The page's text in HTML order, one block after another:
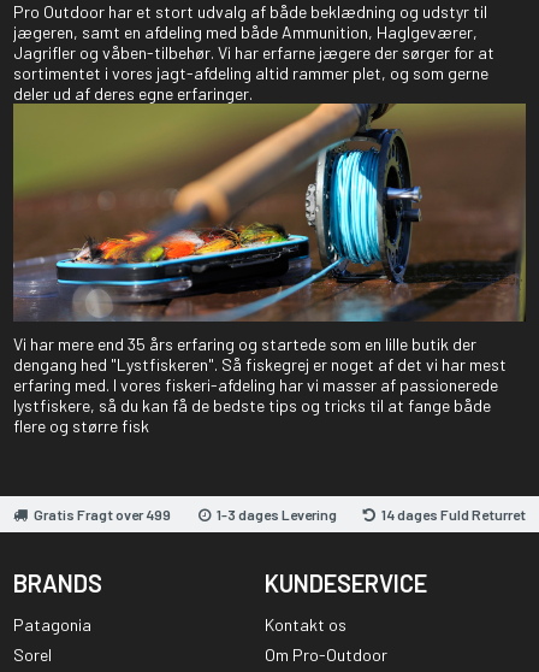
Pro Outdoor har et stort udvalg af både beklædning og udstyr til
jægeren, samt en afdeling med både Ammunition, Haglgeværer,
Jagrifler og våben-tilbehør. Vi har erfarne jægere der sørger for at
sortimentet i vores jagt-afdeling altid rammer plet, og som gerne
deler ud af deres egne erfaringer.
Vi har mere end 35 års erfaring og startede som en lille butik der
dengang hed "Lystfiskeren". Så fiskegrej er noget af det vi har mest
erfaring med. I vores fiskeri-afdeling har vi masser af passionerede
lystfiskere, så du kan få de bedste tips og tricks til at fange både
flere og større fisk
Gratis Fragt over 499 1-3 dages Levering 14 dages Fuld Returret
BRANDS
Patagonia
Sorel
KUNDESERVICE
Kontakt os
Om Pro-Outdoor